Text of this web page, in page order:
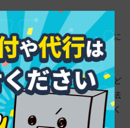
や別サービスへの申込で一気に
通ったか」の二択ではなく、ど
れたのかを読み解き、販売方法
ゲームに近いと考えていただく
なります。